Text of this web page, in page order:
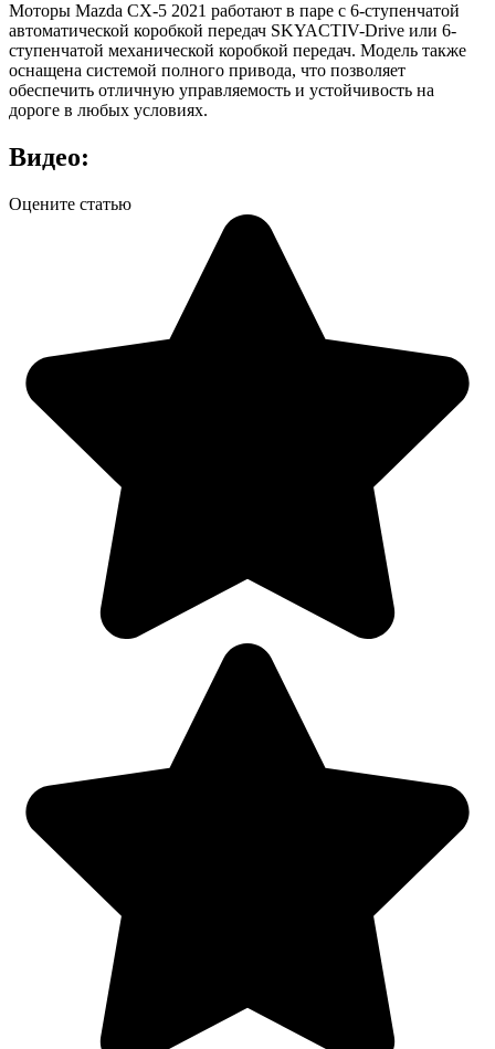
Моторы Mazda CX-5 2021 работают в паре с 6-ступенчатой
автоматической коробкой передач SKYACTIV-Drive или 6-
ступенчатой механической коробкой передач. Модель также
оснащена системой полного привода, что позволяет
обеспечить отличную управляемость и устойчивость на
дороге в любых условиях.
Видео:
Оцените статью